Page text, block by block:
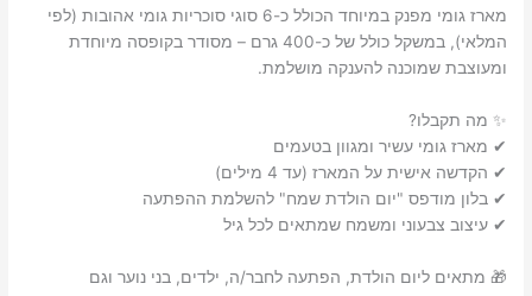
מארז גומי מפנק במיוחד הכולל כ-6 סוגי סוכריות גומי אהובות (לפי
המלאי), במשקל כולל של כ-400 גרם – מסודר בקופסה מיוחדת
ומעוצבת שמוכנה להענקה מושלמת.
✨ מה תקבלו?
✔ מארז גומי עשיר ומגוון בטעמים
✔ הקדשה אישית על המארז (עד 4 מילים)
✔ בלון מודפס "יום הולדת שמח" להשלמת ההפתעה
✔ עיצוב צבעוני ומשמח שמתאים לכל גיל
🎁 מתאים ליום הולדת, הפתעה לחבר/ה, ילדים, בני נוער וגם